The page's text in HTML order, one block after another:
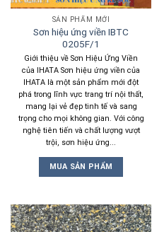
SẢN PHẨM MỚI
Sơn hiệu ứng viền IBTC
0205F/1
Giới thiệu về Sơn Hiệu Ứng Viền
của IHATA Sơn hiệu ứng viền của
IHATA là một sản phẩm mới đột
phá trong lĩnh vực trang trí nội thất,
mang lại vẻ đẹp tinh tế và sang
trọng cho mọi không gian. Với công
nghệ tiên tiến và chất lượng vượt
trội, sơn hiệu ứng...
MUA SẢN PHẨM